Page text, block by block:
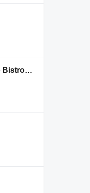
petit doux 微兜 Café Bistro 漢神巨蛋店